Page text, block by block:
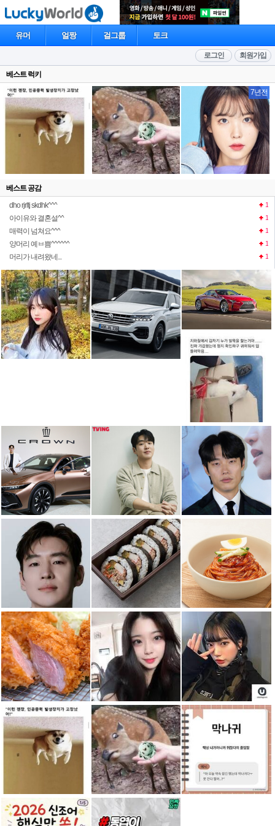
유머 얼짱 걸그룹 토크
회원가입
로그인
베스트 럭키
7년전
베스트 공감
dho rjrltj skdhk^^^
1
아이유와 결혼설^^ 1
매력이 넘쳐요^^^ 1
양머리 예ㅂ쁨^^^^^^ 1
머리가 내려왔네... 1